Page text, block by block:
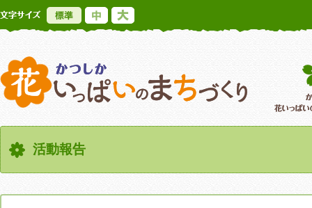
標準
かつしか花い
活動報告